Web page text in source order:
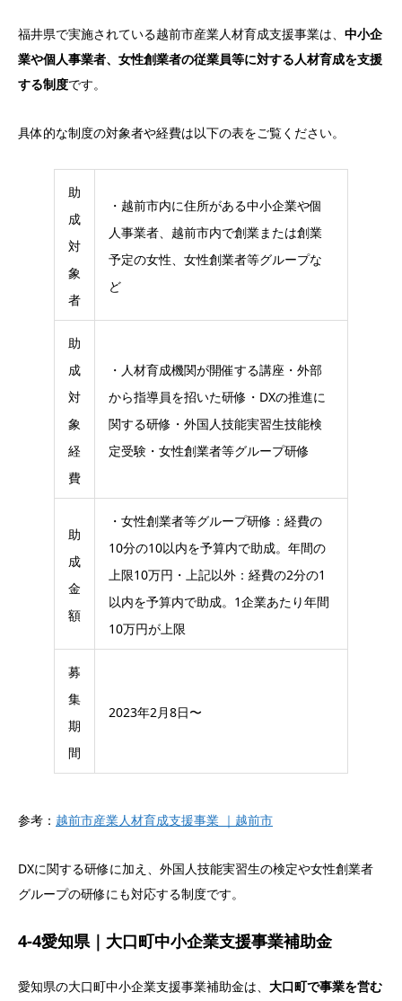
福井県で実施されている越前市産業人材育成支援事業は、 中小企
業や個人事業者、女性創業者の従業員等に対する人材育成を支援
する制度です。
具体的な制度の対象者や経費は以下の表をご覧ください。
助
成
対
象
者
・越前市内に住所がある中小企業や個
人事業者、越前市内で創業または創業
予定の女性、女性創業者等グループな
ど
助
成
対
象
経
費
・人材育成機関が開催する講座・外部
から指導員を招いた研修・DXの推進に
関する研修・外国人技能実習生技能検
定受験・女性創業者等グループ研修
助
成
金
額
・女性創業者等グループ研修：経費の
10分の10以内を予算内で助成。年間の
上限10万円・上記以外：経費の2分の1
以内を予算内で助成。1企業あたり年間
10万円が上限
募
集
期
間
2023年2月8日〜
参考： 越前市産業人材育成支援事業 ｜越前市
DXに関する研修に加え、外国人技能実習生の検定や女性創業者
グループの研修にも対応する制度です。
4-4愛知県｜大口町中小企業支援事業補助金
愛知県の大口町中小企業支援事業補助金は、 大口町で事業を営む